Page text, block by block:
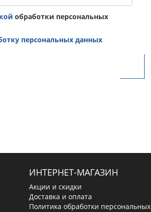
обработки персональных
персональных данных
ИНТЕРНЕТ-МАГАЗИН
Акции и скидки
Доставка и оплата
Политика обработки персональных